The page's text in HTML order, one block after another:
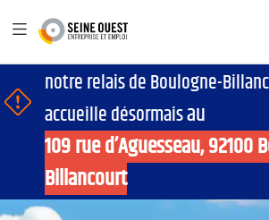
📢Nouvelle adresse
notre relais de Boulogne-
accueille désormaisau
109 rue d’Aguesseau, 92100
Billancourt